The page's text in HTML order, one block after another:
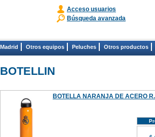
Acceso usuarios
Búsqueda avanzada
Otros equipos Peluches Otros productos
BOTELLIN
BOTELLA NARANJA DE ACERO